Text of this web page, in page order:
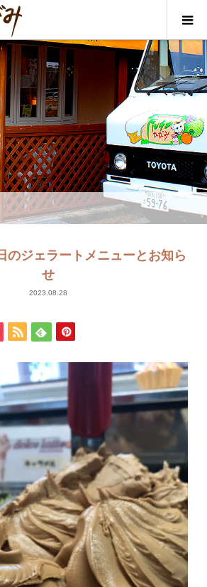
のジェラートメニューとお知ら
せ
2023.08.28